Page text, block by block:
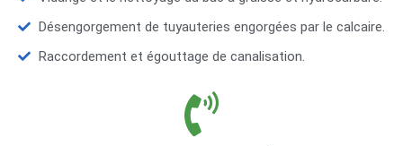
Désengorgement de tuyauteries engorgées par le calcaire.
Raccordement et égouttage de canalisation.